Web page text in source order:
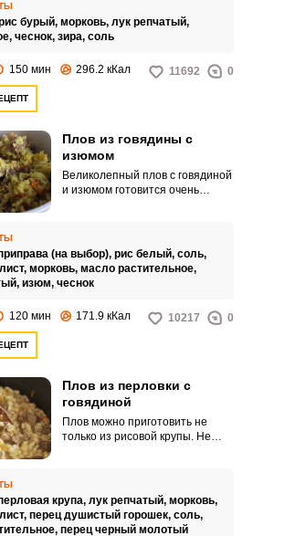
приготовить вкусное блюдо из
бурого риса.
бурый, морковь, лук репчатый,
чеснок, зира, соль
150 мин 296.2 кКал 11692 0
Плов из говядины с
изюмом
Великолепный плов с говядиной
и изюмом готовится очень
или свинина, но также подойдет
и мякоть говядины.
(на выбор), рис белый, соль,
морковь, масло растительное,
изюм, чеснок
120 мин 171.9 кКал 10217 0
Плов из перловки с
говядиной
Плов можно приготовить не
только из рисовой крупы. Не
перловой крупы.
крупа, лук репчатый, морковь,
перец душистый горошек, соль,
перец черный молотый